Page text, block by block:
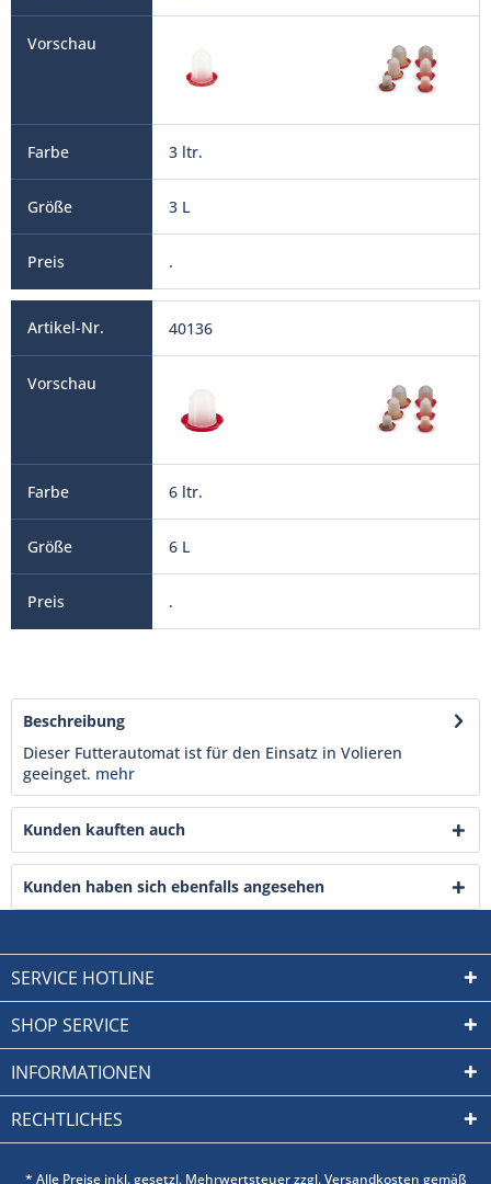
3 ltr.
3 L
.
40136
6 ltr.
6 L
.
Beschreibung
Dieser Futterautomat ist für den Einsatz in Volieren
geeinget. mehr
Kunden kauften auch
Kunden haben sich ebenfalls angesehen
SERVICE HOTLINE
SHOP SERVICE
INFORMATIONEN
RECHTLICHES
* Alle Preise inkl. gesetzl. Mehrwertsteuer zzgl. Versandkosten gemäß